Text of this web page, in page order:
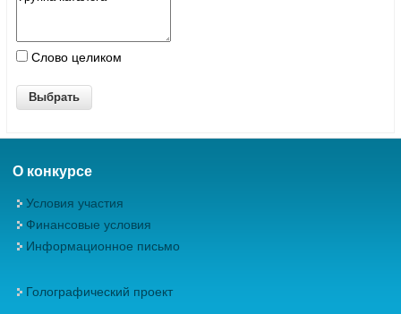
Слово целиком
О конкурсе
Условия участия
Финансовые условия
Информационное письмо
Голографический проект